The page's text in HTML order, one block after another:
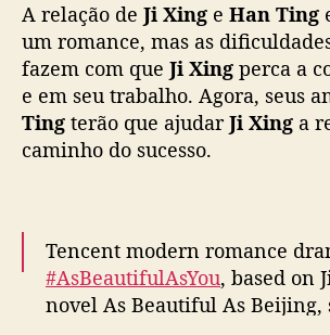
A relação de Ji Xing e Han Ting
um romance, mas as
fazem com que Ji Xing perca a
e em seu trabalho. Agora, seus
Ting terão que ajudarJi Xing a
caminho do sucesso.
Tencent modern romance
#AsBeautifulAsYou, based on
novel As Beautiful As Beijing,